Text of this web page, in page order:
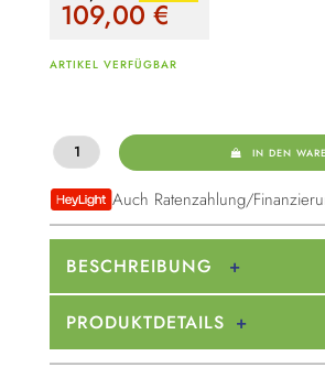
109,00€
ARTIKEL VERFÜGBAR
IN DEN
Auch Ratenzahlung/
BESCHREIBUNG
PRODUKTDETAILS